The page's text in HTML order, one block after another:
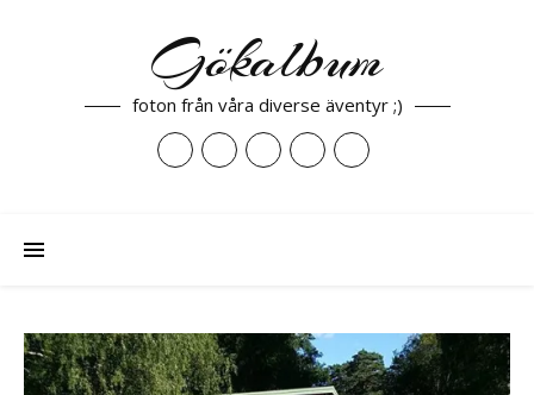
Gökalbum
foton från våra diverse äventyr ;)